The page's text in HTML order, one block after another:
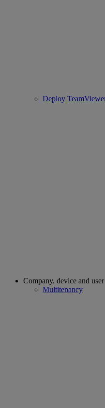
Deploy
Company, device and
Multitenancy